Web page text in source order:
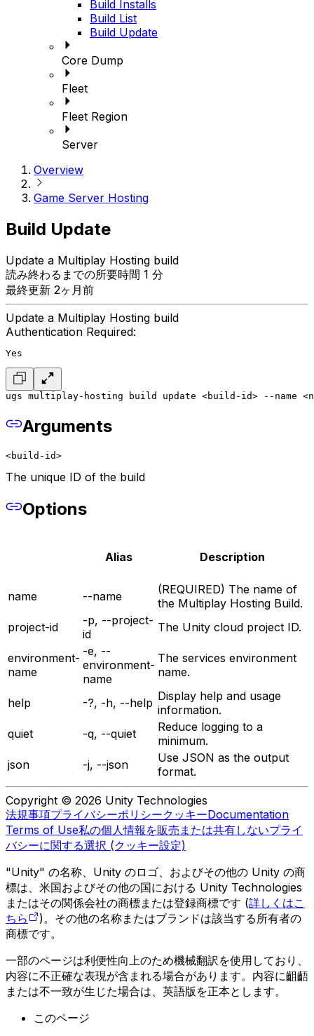
Build Installs
Build List
Build Update
Core Dump
Fleet
Fleet Region
Server
Overview
Game Server Hosting
Build Update
Update a Multiplay Hosting build
読み終わるまでの所要時間 1 分
最終更新 2ヶ月前
Update a Multiplay Hosting build
Authentication Required:
Yes
ugs multiplay-hosting build update <build-id> --name
Arguments
<build-id>
The unique ID of the build
Options
Alias Description
name --name
(REQUIRED) The name of
the Multiplay Hosting Build.
project-id
-p, --project-
id
The Unity cloud project ID.
environment-
name
-e, --
environment-
name
The services environment
name.
help -?, -h, --help Display help and usage
information.
quiet
-q, --quiet
Reduce logging to a
minimum.
json
-j, --json
Use JSON as the output
format.
Copyright © 2026 Unity Technologies
法規事項プライバシーポリシークッキーDocumentation
Terms of Use私の個人情報を販売または共有しないプライ
バシーに関する選択 (クッキー設定)
"Unity" の名称、Unity のロゴ、およびその他の Unity の商
標は、米国およびその他の国における Unity Technologies
またはその関係会社の商標または登録商標です (詳しくはこ
ちら
)。その他の名称またはブランドは該当する所有者の
商標です。
一部のページは利便性向上のため機械翻訳を使用しており、
内容に不正確な表現が含まれる場合があります。内容に齟齬
または不一致が生じた場合は、英語版を正本とします。
このページ